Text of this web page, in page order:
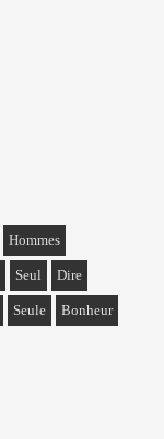
Hommes
Seul Dire
Seule Bonheur